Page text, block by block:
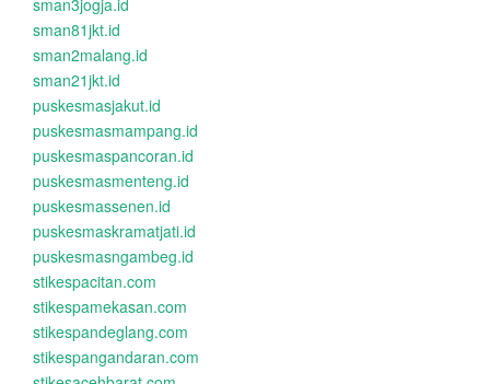
sman3jogja.id
sman81jkt.id
sman2malang.id
sman21jkt.id
puskesmasjakut.id
puskesmasmampang.id
puskesmaspancoran.id
puskesmasmenteng.id
puskesmassenen.id
puskesmaskramatjati.id
puskesmasngambeg.id
stikespacitan.com
stikespamekasan.com
stikespandeglang.com
stikespangandaran.com